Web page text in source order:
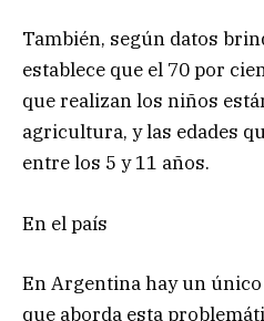
También, según datos
establece que el 70 por
que realizan los niños
agricultura, y las edades
entre los 5 y 11 años.
En el país
En Argentina hay un
que aborda esta